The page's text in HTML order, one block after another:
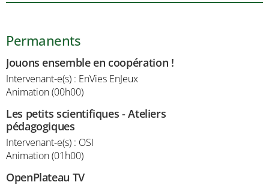
Permanents
Jouons ensemble en coopération !
Intervenant-e(s) : EnVies EnJeux
Animation (00h00)
Les petits scientifiques - Ateliers
pédagogiques
Intervenant-e(s) : OSI
Animation (01h00)
OpenPlateau TV